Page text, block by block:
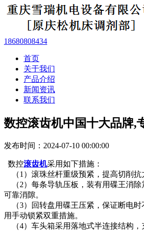
18680808434
首页
关于我们
产品介绍
新闻资讯
联系我们
数控滚齿机中国十大品牌,
发布时间：2024-07-10 00:00:00
数控滚齿机采用如下措施：
（1）滚珠丝杆重级预紧，提高切削抗
（2）每条导轨压板，装有用碟王消除
可靠消隙。
（3）回转盘用碟王压紧，保证断电时
用手动锁紧双重措施。
（4）车头箱采用落地式半连接结构，